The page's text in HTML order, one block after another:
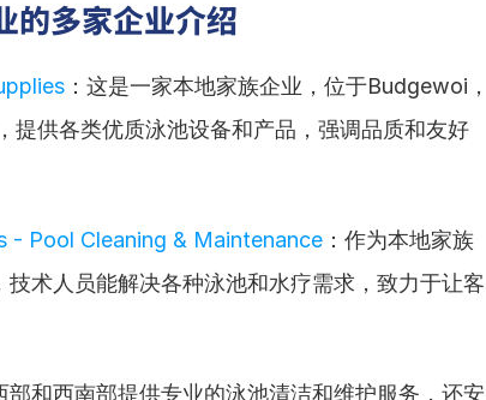
的多家企业介绍
：这是一家本地家族企业，位于Budgewoi，
提供各类优质泳池设备和产品，强调品质和友好
- Pool Cleaning & Maintenance ：作为本地家族
术人员能解决各种泳池和水疗需求，致力于让客
部和西南部提供专业的泳池清洁和维护服务，还安